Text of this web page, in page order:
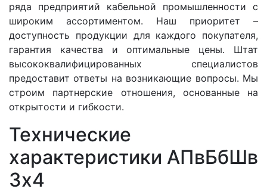
ряда предприятий кабельной промышленности с
широким ассортиментом. Наш приоритет –
доступность продукции для каждого покупателя,
гарантия качества и оптимальные цены. Штат
высококвалифицированных специалистов
предоставит ответы на возникающие вопросы. Мы
строим партнерские отношения, основанные на
открытости и гибкости.
Технические
характеристики АПвБбШв
3x4